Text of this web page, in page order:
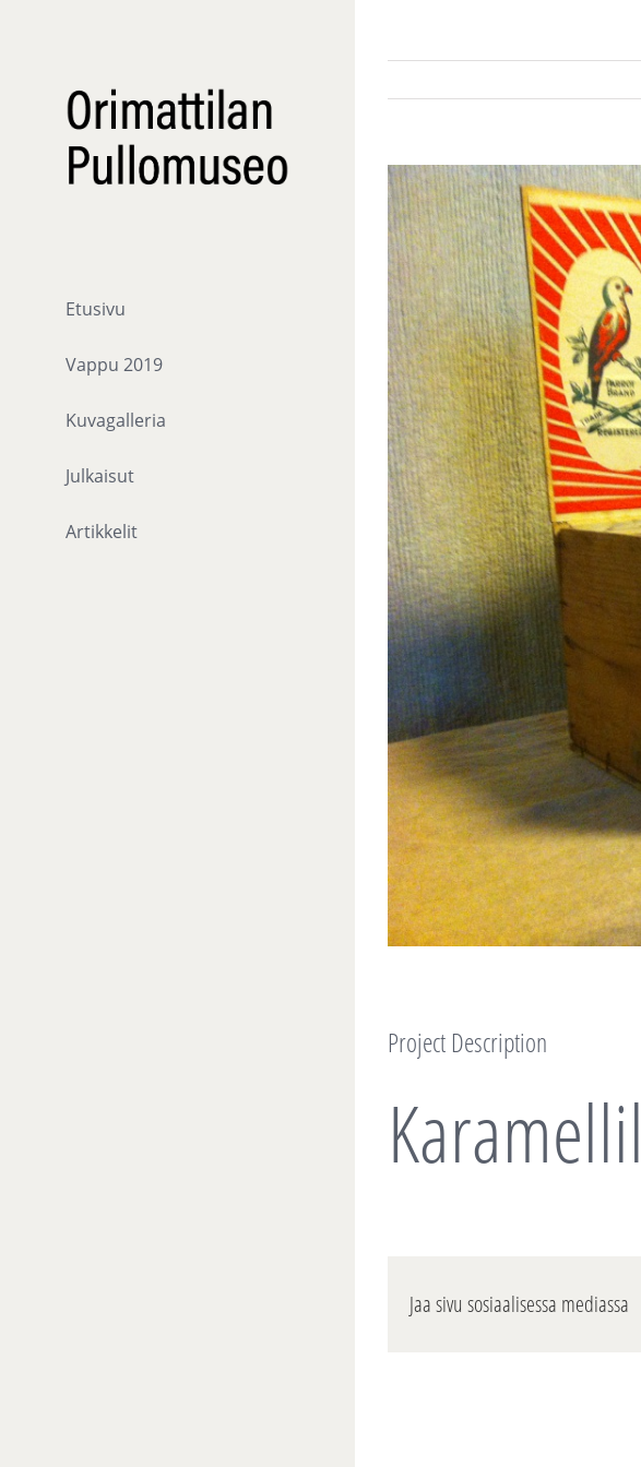
Etusivu
Vappu 2019
Kuvagalleria
Julkaisut
Artikkelit
View
Larger
Image
Project Description
Jaa sivu sosiaalisessa mediassa